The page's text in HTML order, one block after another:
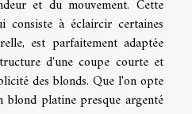
et du mouvement. Cette
consiste à éclaircir certaines
est parfaitement adaptée
d'une coupe courte et
des blonds. Que l'on opte
platine presque argenté